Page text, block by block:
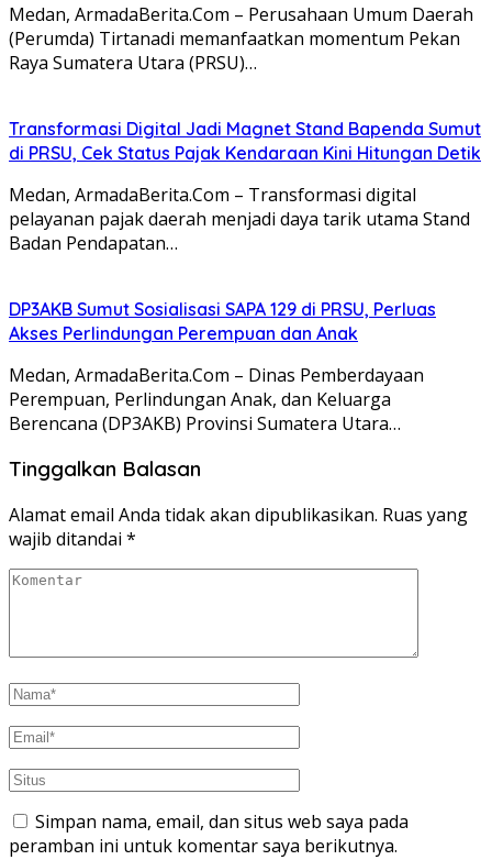
Medan, ArmadaBerita.Com – Perusahaan Umum Daerah
(Perumda) Tirtanadi memanfaatkan momentum Pekan
Raya Sumatera Utara (PRSU)…
Transformasi Digital Jadi Magnet Stand Bapenda Sumut
di PRSU, Cek Status Pajak Kendaraan Kini Hitungan Detik
Medan, ArmadaBerita.Com – Transformasi digital
pelayanan pajak daerah menjadi daya tarik utama Stand
Badan Pendapatan…
DP3AKB Sumut Sosialisasi SAPA 129 di PRSU, Perluas
Akses Perlindungan Perempuan dan Anak
Medan, ArmadaBerita.Com – Dinas Pemberdayaan
Perempuan, Perlindungan Anak, dan Keluarga
Berencana (DP3AKB) Provinsi Sumatera Utara…
Tinggalkan Balasan
Alamat email Anda tidak akan dipublikasikan. Ruas yang
wajib ditandai *
Simpan nama, email, dan situs web saya pada
peramban ini untuk komentar saya berikutnya.